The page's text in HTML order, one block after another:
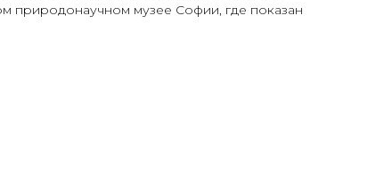
природонаучном музее Софии, где показан